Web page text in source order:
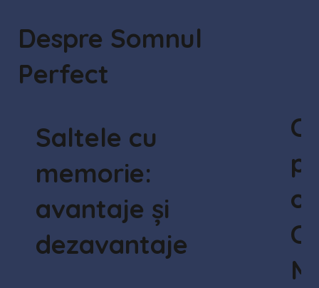
Despre Somnul
Perfect
Saltele cu
memorie:
avantaje și
dezavantaje